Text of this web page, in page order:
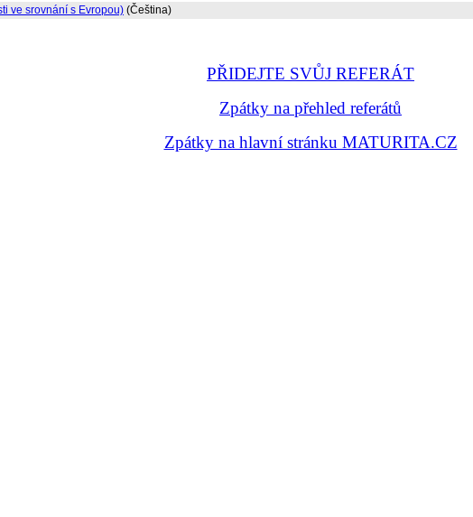
ve srovnání s Evropou) (Čeština)
PŘIDEJTE SVŮJ REFERÁT
Zpátky na přehled referátů
Zpátky na hlavní stránku MATURITA.CZ